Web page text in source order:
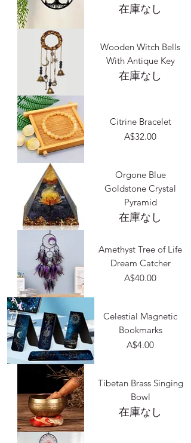
在庫なし
Wooden Witch Bells
With Antique Key
在庫なし
Citrine Bracelet
価格
A$32.00
Orgone Blue
Goldstone Crystal
Pyramid
在庫なし
Amethyst Tree of Life
Dream Catcher
価格
A$40.00
Celestial Magnetic
Bookmarks
価格
A$4.00
Tibetan Brass Singing
Bowl
在庫なし